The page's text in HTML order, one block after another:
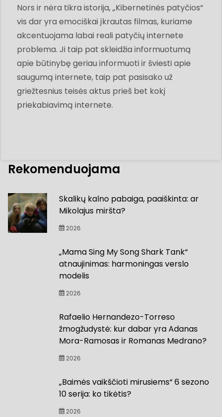
Nors ir nėra tikra istorija, „Kibernetinės patyčios“
vis dar yra emociškai įkrautas filmas, kuriame
akcentuojama labai reali patyčių internete
problema. Ji taip pat skleidžia informuotumą
apie būtinybę geriau informuoti ir šviesti apie
saugumą internete, taip pat pasisako už
griežtesnius teisės aktus prieš bet kokį
priekabiavimą internete.
Rekomenduojama
Skalikų kalno pabaiga, paaiškinta: ar
Mikolajus miršta?
2026
„Mama Sing My Song Shark Tank“
atnaujinimas: harmoningas verslo
modelis
2026
Rafaelio Hernandezo-Torreso
žmogžudystė: kur dabar yra Adanas
Mora-Ramosas ir Romanas Medrano?
2026
„Baimės vaikščioti mirusiems“ 6 sezono
10 serija: ko tikėtis?
2026